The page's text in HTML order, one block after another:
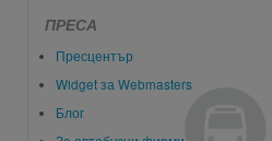
ПРЕСА
Пресцентър
Widget за Webmasters
Блог